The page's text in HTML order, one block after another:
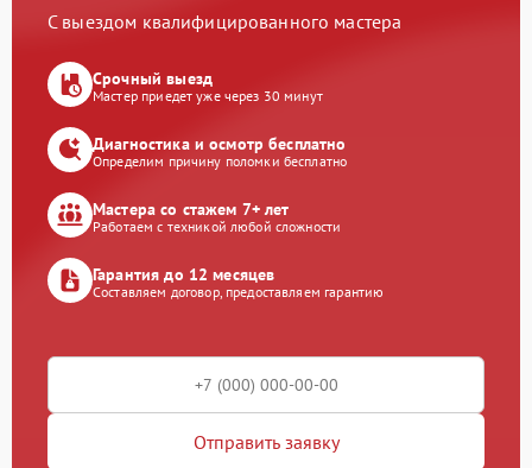
С выездом квалифицированного мастера
Срочный выезд
Мастер приедет уже через 30 минут
Диагностика и осмотр бесплатно
Определим причину поломки бесплатно
Мастера со стажем 7+ лет
Работаем с техникой любой сложности
Гарантия до 12 месяцев
Составляем договор, предоставляем гарантию
Отправить заявку